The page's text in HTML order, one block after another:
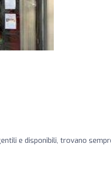
e disponibili, trovano